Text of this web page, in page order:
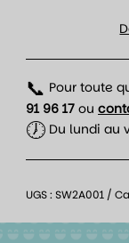
📞 Pour toute
91 96 17 ou
🕖 Du lundi au
UGS :SW2A001